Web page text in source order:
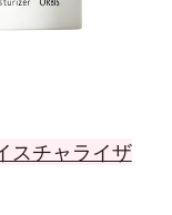
スチャライザ